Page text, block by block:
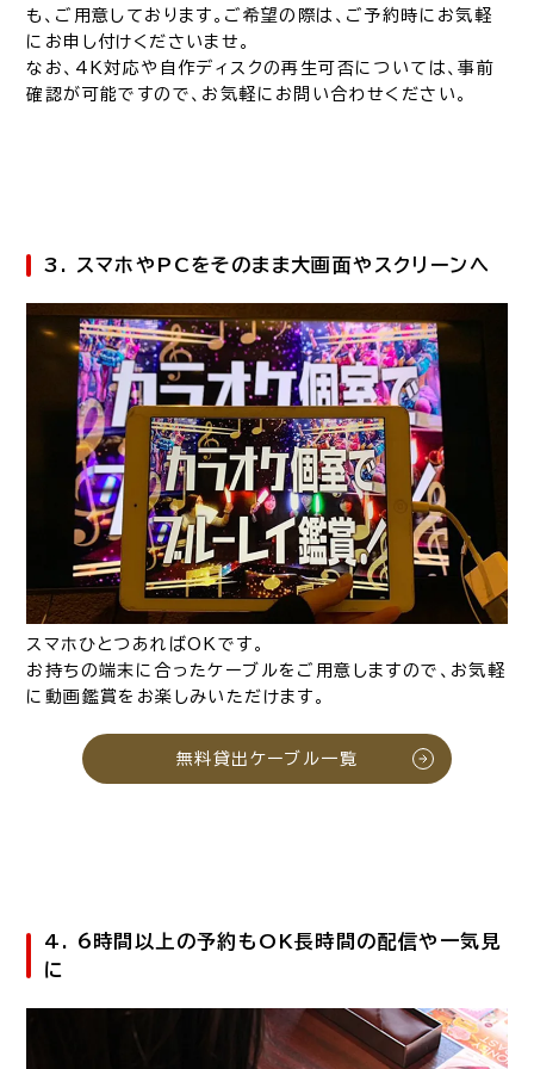
も、ご用意しております。ご希望の際は、ご予約時にお気軽
にお申し付けくださいませ。
なお、4K対応や自作ディスクの再生可否については、事前
確認が可能ですので、お気軽にお問い合わせください。
3. スマホやPCをそのまま大画面やスクリーンへ
スマホひとつあればOKです。
お持ちの端末に合ったケーブルをご用意しますので、お気軽
に動画鑑賞をお楽しみいただけます。
無料貸出ケーブル一覧
4. 6時間以上の予約もOK長時間の配信や一気見
に